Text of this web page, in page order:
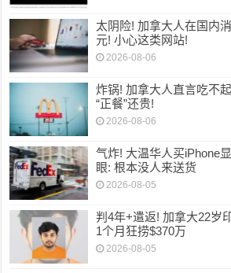
太阴险! 加拿大人在国内
元! 小心这类网站!
2026-08-06
炸锅! 加拿大人直言吃不
“正餐”还贵!
2026-08-06
气炸! 大温华人买iPhone
眼: 根本没人来送货
2026-08-05
判4年+遣返! 加拿大22岁
1个月狂捞$370万
2026-08-05